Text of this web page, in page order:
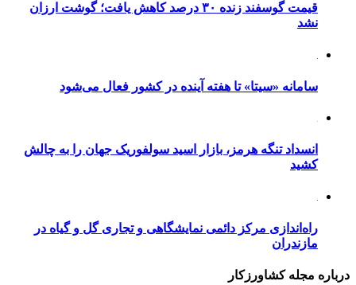
قیمت گوسفند زنده ۳۰ درصد کاهش یافت؛ گوشت ارزان
نشد
سامانه «سیتا» تا هفته آینده در کشور فعال می‌شود
انسداد تنگه هرمز، بازار اسید سولفوریک جهان را به چالش
کشید
راه‌اندازی مرکز دائمی نمایشگاهی و تجاری گل و گیاه در
مازندران
درباره مجله کشاورزکار